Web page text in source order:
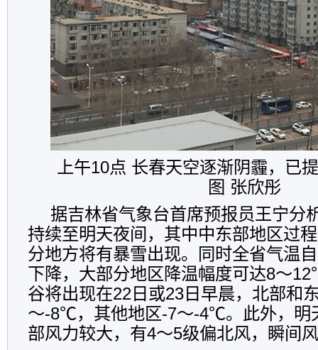
上午10点 长春天空逐渐阴霾，已
图 张欣彤
据吉林省气象台首席预报员王宁分
持续至明天夜间，其中中东部地区过
分地方将有暴雪出现。同时全省气温
下降，大部分地区降温幅度可达8～
谷将出现在22日或23日早晨，北部和
～-8℃，其他地区-7～-4℃。此外，明
部风力较大，有4～5级偏北风，瞬间